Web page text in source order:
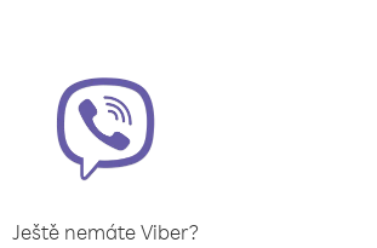
Ještě nemáte Viber?